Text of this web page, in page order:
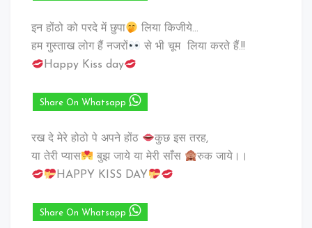
इन होंठो को परदे में छुपा
लिया किजीये…
हम गुस्ताख लोग हैं नजरों
से भी चूम लिया करते हैं.!!
Happy Kiss day
Share On Whatsapp
रख दे मेरे होठो पे अपने होंठ
कुछ इस तरह,
या तेरी प्यास
बुझ जाये या मेरी साँस
रुक जाये।।
HAPPY KISS DAY
Share On Whatsapp